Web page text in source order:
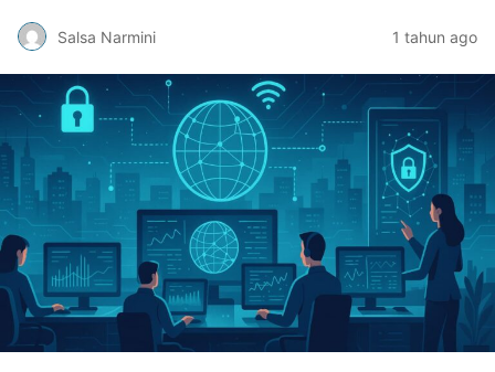
Salsa Narmini 1 tahun ago